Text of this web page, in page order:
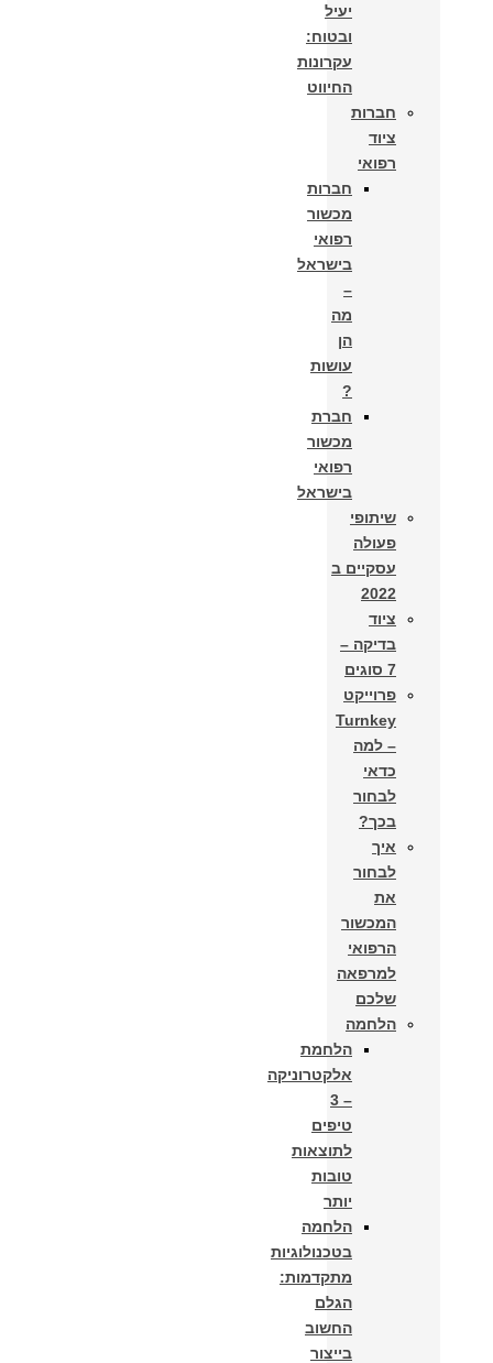
יעיל
ובטוח:
עקרונות
החיווט
חברות
ציוד
רפואי
חברות
מכשור
רפואי
בישראל
–
מה
הן
עושות
?
חברת
מכשור
רפואי
בישראל
שיתופי
פעולה
עסקיים ב
2022
ציוד
בדיקה –
7 סוגים
פרוייקט
Turnkey
– למה
כדאי
לבחור
בכך?
איך
לבחור
את
המכשור
הרפואי
למרפאה
שלכם
הלחמה
הלחמת
אלקטרוניקה
– 3
טיפים
לתוצאות
טובות
יותר
הלחמה
בטכנולוגיות
מתקדמות:
הגלם
החשוב
בייצור